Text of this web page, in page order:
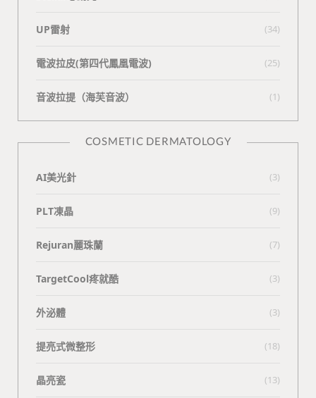
UP雷射 (34)
電波拉皮(第四代鳳凰電波) (25)
⾳波拉提（海芙⾳波） (1)
COSMETIC DERMATOLOGY
AI美光針 (3)
PLT凍晶 (9)
Rejuran麗珠蘭 (7)
TargetCool疼就酷 (3)
外泌體 (3)
提亮式微整形 (18)
晶亮瓷 (13)